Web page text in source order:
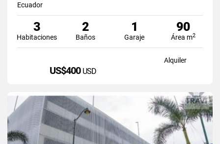
Ecuador
3
Habitaciones
2
Baños
1
Garaje
90
Área m2
Alquiler
US$400 USD